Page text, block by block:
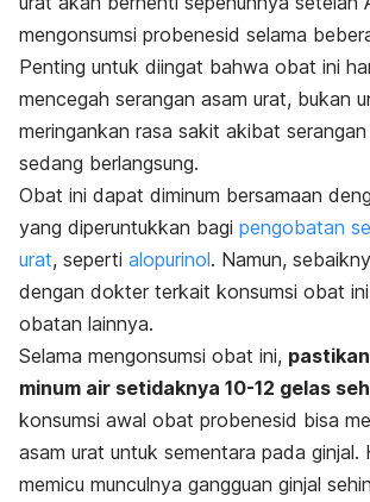
mengonsumsi probenesid selama
Penting untuk diingat bahwa obat ini
mencegah serangan asam urat, bukan
meringankan rasa sakit akibat
sedang berlangsung.
Obat ini dapat diminum bersamaan
yang diperuntukkan bagi pengobatan
urat, seperti alopurinol. Namun,
dengan dokter terkait konsumsi obat
obatan lainnya.
Selama mengonsumsi obat ini,
minum air setidaknya 10-12 gelas
konsumsi awal obat probenesid bisa
asam urat untuk sementara pada ginjal.
memicu munculnya gangguan ginjal